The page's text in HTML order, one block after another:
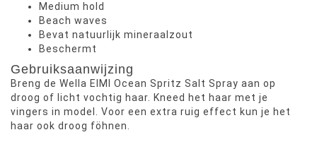
Medium hold
Beach waves
Bevat natuurlijk mineraalzout
Beschermt
Gebruiksaanwijzing
Breng de Wella EIMI Ocean Spritz Salt Spray aan op
droog of licht vochtig haar. Kneed het haar met je
vingers in model. Voor een extra ruig effect kun je het
haar ook droog föhnen.